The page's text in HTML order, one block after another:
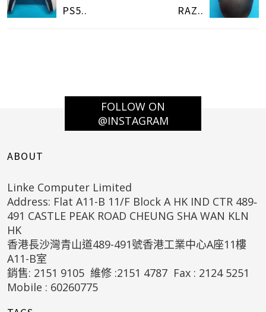
PS5.. RAZ..
FOLLOW ON
@INSTAGRAM
ABOUT
Linke Computer Limited
Address: Flat A11-B 11/F Block A HK IND CTR 489‐
491 CASTLE PEAK ROAD CHEUNG SHA WAN KLN
HK
香港長沙灣青山道489-491號香港工業中心A座11樓
A11-B室
銷售: 2151 9105 維修 :2151 4787 Fax : 2124 5251
Mobile : 60260775